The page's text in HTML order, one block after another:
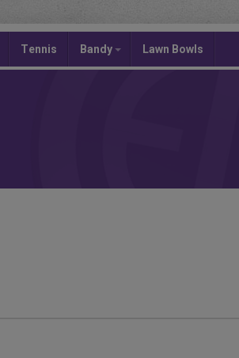
Tennis Bandy Lawn Bowls